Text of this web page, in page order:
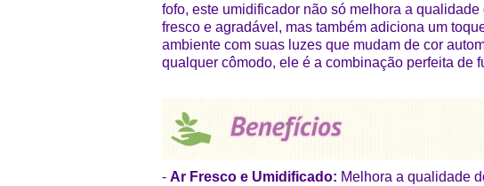
fofo, este umidificador não só melhora a qualidade
fresco e agradável, mas também adiciona um
ambiente com suas luzes que mudam de cor
qualquer cômodo, ele é a combinação perfeita de
- Ar Fresco e Umidificado: Melhora a qualidade